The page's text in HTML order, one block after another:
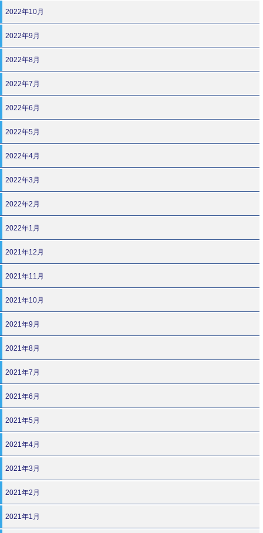
2022年10月
2022年9月
2022年8月
2022年7月
2022年6月
2022年5月
2022年4月
2022年3月
2022年2月
2022年1月
2021年12月
2021年11月
2021年10月
2021年9月
2021年8月
2021年7月
2021年6月
2021年5月
2021年4月
2021年3月
2021年2月
2021年1月